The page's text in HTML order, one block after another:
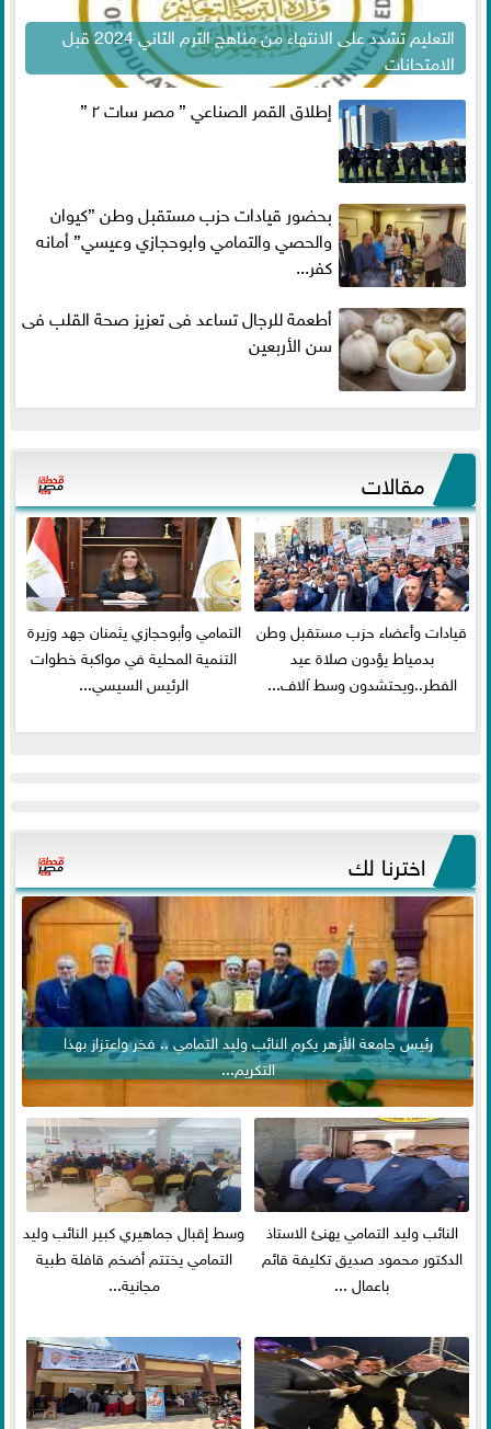
التعليم تشدد على الانتهاء من مناهج الترم الثاني 2024 قبل
الامتحانات
إطلاق القمر الصناعي ” مصر سات ٢ ”
بحضور قيادات حزب مستقبل وطن ”كيوان
والحصي والتمامي وابوحجازي وعيسي” أمانه
كفر...
أطعمة للرجال تساعد فى تعزيز صحة القلب فى
سن الأربعين
مقالات
قيادات وأعضاء حزب مستقبل وطن
بدمياط يؤدون صلاة عيد
الفطر..ويحتشدون وسط آلاف...
التمامي وأبوحجازي يثمنان جهد وزيرة
التنمية المحلية في مواكبة خطوات
الرئيس السيسي...
اخترنا لك
رئيس جامعة الأزهر يكرم النائب وليد التمامي .. فخر واعتزاز بهذا
التكريم...
النائب وليد التمامي يهنئ الاستاذ
الدكتور محمود صديق تكليفة قائم
باعمال ...
وسط إقبال جماهيري كبير النائب وليد
التمامي يختتم أضخم قافلة طبية
مجانية...